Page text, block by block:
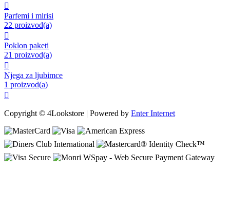

Parfemi i mirisi
22 proizvod(a)

Poklon paketi
21 proizvod(a)

Njega za ljubimce
1 proizvod(a)

Copyright © 4Lookstore | Powered by Enter Internet